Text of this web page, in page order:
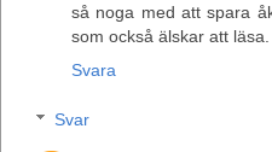
så noga med att spara
som också älskar att läsa.
Svara
Svar